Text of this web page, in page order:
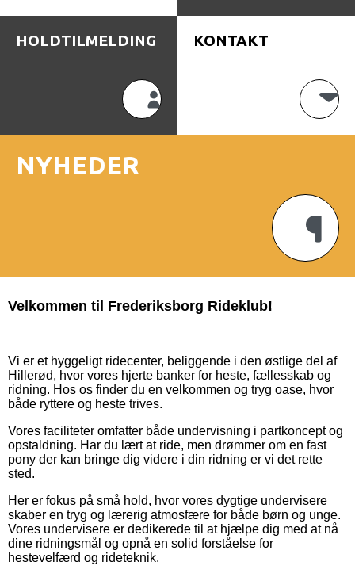
HOLDTILMELDING KONTAKT
NYHEDER
Velkommen til Frederiksborg Rideklub!
Vi er et hyggeligt ridecenter, beliggende i den østlige del af
Hillerød, hvor vores hjerte banker for heste, fællesskab og
ridning. Hos os finder du en velkommen og tryg oase, hvor
både ryttere og heste trives.
Vores faciliteter omfatter både undervisning i partkoncept og
opstaldning. Har du lært at ride, men drømmer om en fast
pony der kan bringe dig videre i din ridning er vi det rette
sted.
Her er fokus på små hold, hvor vores dygtige undervisere
skaber en tryg og lærerig atmosfære for både børn og unge.
Vores undervisere er dedikerede til at hjælpe dig med at nå
dine ridningsmål og opnå en solid forståelse for
hestevelfærd og rideteknik.